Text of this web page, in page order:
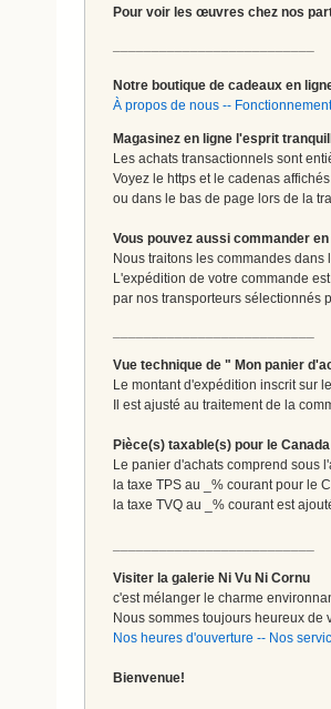
Pour voir les œuvres chez nos
Notre boutique de cadeaux en
À propos de nous --
Magasinez en ligne l'esprit
Les achats transactionnels sont
Voyez le https et le cadenas
ou dans le bas de page lors de la
Vous pouvez aussi commander
Nous traitons les commandes dans
L'expédition de votre commande
par nos transporteurs sélectionnés
Vue technique de " Mon panier
Le montant d'expédition inscrit sur
Il est ajusté au traitement de la
Pièce(s) taxable(s) pour le Canada
Le panier d'achats comprend sous
la taxe TPS au _% courant pour le
la taxe TVQ au _% courant est
Visiter la galerie Ni Vu Ni Cornu
c'est mélanger le charme
Nous sommes toujours heureux de
Nos heures d'ouverture -- Nos
Bienvenue!